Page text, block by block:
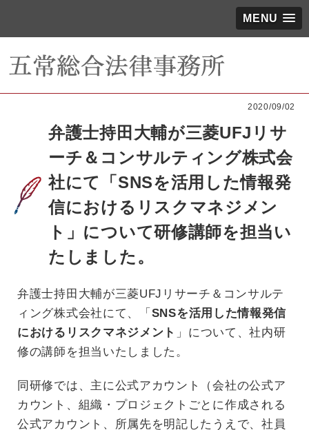
MENU
2020/09/02
弁護士持田大輔が三菱UFJリサ
ーチ＆コンサルティング株式会
社にて「SNSを活用した情報発
信におけるリスクマネジメン
ト」について研修講師を担当い
たしました。
弁護士持田大輔が三菱UFJリサーチ＆コンサルテ
ィング株式会社にて、「 SNSを活用した情報発信
におけるリスクマネジメント 」について、社内研
修の講師を担当いたしました。
同研修では、主に公式アカウント（会社の公式ア
カウント、組織・プロジェクトごとに作成される
公式アカウント、所属先を明記したうえで、社員